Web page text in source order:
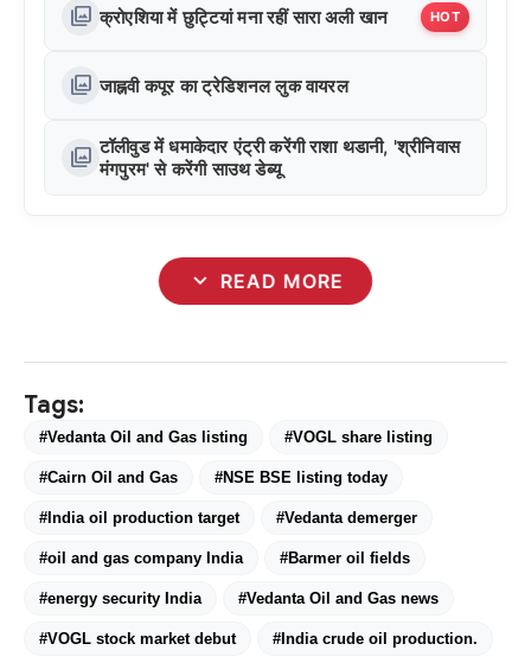
photo_library क्रोएशिया में छुट्टियां मना रहीं सारा अली खान HOT
photo_library जाह्नवी कपूर का ट्रेडिशनल लुक वायरल
photo_library टॉलीवुड में धमाकेदार एंट्री करेंगी राशा थडानी, 'श्रीनिवास
मंगपुरम' से करेंगी साउथ डेब्यू
expand_more READ MORE
Tags:
#Vedanta Oil and Gas listing #VOGL share listing
#Cairn Oil and Gas #NSE BSE listing today
#India oil production target #Vedanta demerger
#oil and gas company India #Barmer oil fields
#energy security India #Vedanta Oil and Gas news
#VOGL stock market debut #India crude oil production.